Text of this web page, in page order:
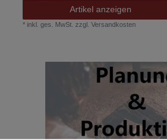
Artikel anzeigen
* inkl. ges. MwSt. zzgl.Versandkosten